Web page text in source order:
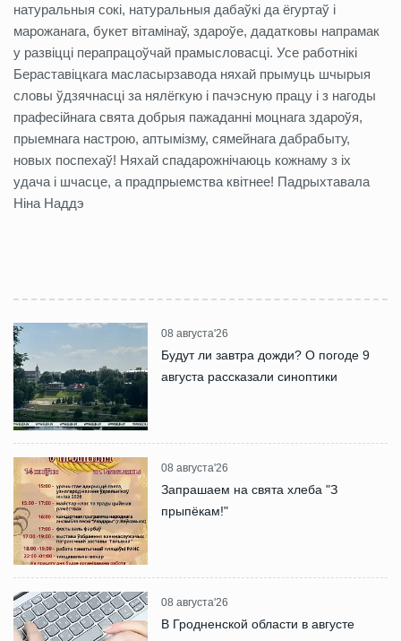
натуральныя сокі, натуральныя дабаўкі да ёгуртаў і
марожанага, букет вітамінаў, здароўе, дадатковы напрамак
у развіцці перапрацоўчай прамысловасці. Усе работнікі
Бераставіцкага масласырзавода няхай прымуць шчырыя
словы ўдзячнасці за нялёгкую і пачэсную працу і з нагоды
прафесійнага свята добрыя пажаданні моцнага здароўя,
прыемнага настрою, аптымізму, сямейнага дабрабыту,
новых поспехаў! Няхай спадарожнічаюць кожнаму з іх
удача і шчасце, а прадпрыемства квітнее! Падрыхтавала
Ніна Наддэ
08 августа'26
Будут ли завтра дожди? О погоде 9
августа рассказали синоптики
08 августа'26
Запрашаем на свята хлеба "З
прыпёкам!"
08 августа'26
В Гродненской области в августе